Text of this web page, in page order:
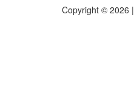
Copyright © 2026 |